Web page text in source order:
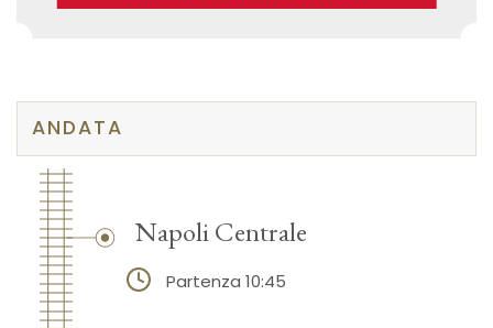
ANDATA
Napoli Centrale
Partenza 10:45